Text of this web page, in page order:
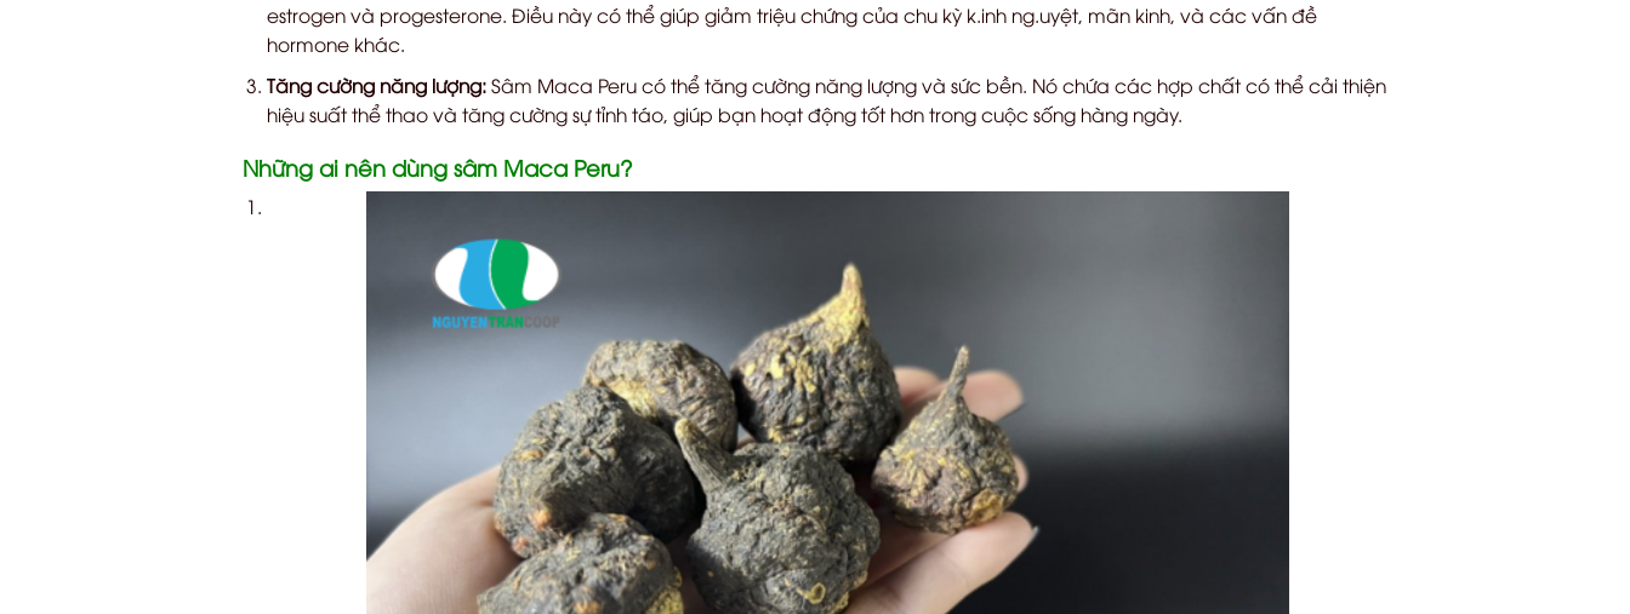
estrogen và progesterone. Điều này có thể giúp giảm triệu chứng của chu kỳ k.inh ng.uyệt, mãn kinh, và các vấn đề
hormone khác.
Tăng cường năng lượng:Sâm Maca Peru có thể tăng cường năng lượng và sức bền. Nó chứa các hợp chất có thể cải thiện
hiệu suất thể thao và tăng cường sự tỉnh táo, giúp bạn hoạt động tốt hơn trong cuộc sống hàng ngày.
Những ai nên dùng sâm Maca Peru?